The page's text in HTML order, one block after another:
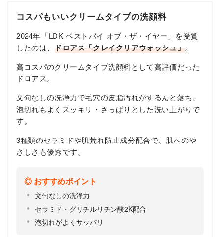
コスパもいいクリームタイプの洗顔料
2024年「LDK ベストバイ オブ・ザ・イヤー」を受賞
したのは、 ドロアス「クレイクリアウォッシュ」。
高コスパのクリームタイプ洗顔料として高評価だった
ドロアス。
文句なしの洗浄力で毛穴の皮脂汚れがするんと落ち、
泡切れもよくスッキリ・さっぱりとした洗い上がりで
す。
3種類のセラミドや肌荒れ防止成分配合で、肌へのや
さしさも優秀です。
おすすめポイント
文句なしの洗浄力
セラミド・グリチルリチン酸2K配合
泡切れがよくサッパリ